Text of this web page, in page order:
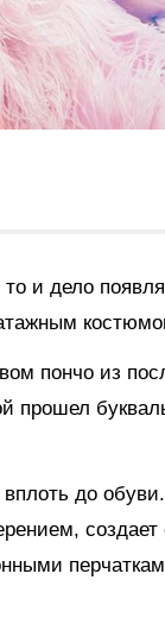
то и дело
пончо из
прошел
до
создает